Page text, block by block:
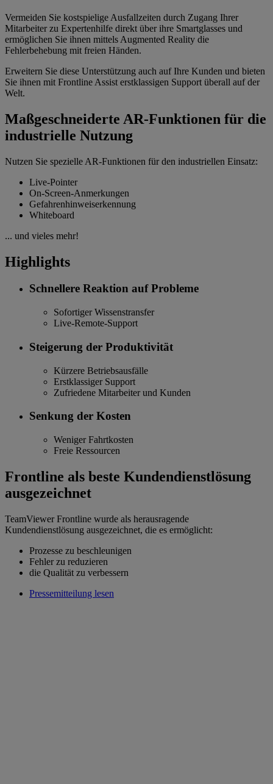
Vermeiden Sie kostspielige Ausfallzeiten durch Zugang Ihrer
Mitarbeiter zu Expertenhilfe direkt über ihre Smartglasses und
ermöglichen Sie ihnen mittels Augmented Reality die
Fehlerbehebung mit freien Händen.
Erweitern Sie diese Unterstützung auch auf Ihre Kunden und bieten
Sie ihnen mit Frontline Assist erstklassigen Support überall auf der
Welt.
Maßgeschneiderte AR-Funktionen für die
industrielle Nutzung
Nutzen Sie spezielle AR-Funktionen für den industriellen Einsatz:
Live-Pointer
On-Screen-Anmerkungen
Gefahrenhinweiserkennung
Whiteboard
... und vieles mehr!
Highlights
Schnellere Reaktion auf Probleme
Sofortiger Wissenstransfer
Live-Remote-Support
Steigerung der Produktivität
Kürzere Betriebsausfälle
Erstklassiger Support
Zufriedene Mitarbeiter und Kunden
Senkung der Kosten
Weniger Fahrtkosten
Freie Ressourcen
Frontline als beste Kundendienstlösung
ausgezeichnet
TeamViewer Frontline wurde als herausragende
Kundendienstlösung ausgezeichnet, die es ermöglicht:
Prozesse zu beschleunigen
Fehler zu reduzieren
die Qualität zu verbessern
Pressemitteilung lesen